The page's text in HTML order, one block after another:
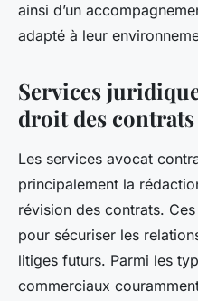
ainsi d’un
adapté à leur
Services
droit des
Les services avocat
principalement la
révision des contrats.
pour sécuriser les
litiges futurs. Parmi les
commerciaux